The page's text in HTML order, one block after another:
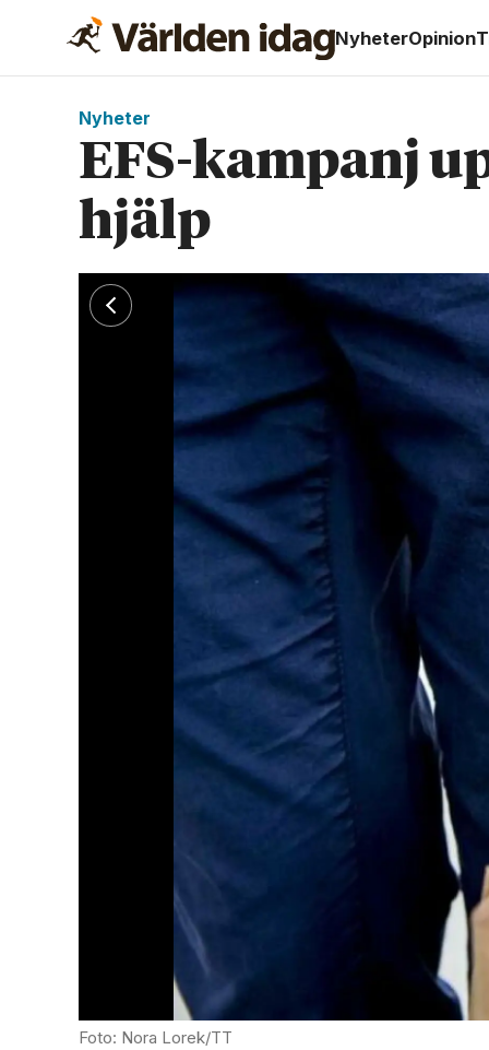
NyheterOpinion
Nyheter
EFS-kampanj
hjälp
Foto: Nora Lorek/TT